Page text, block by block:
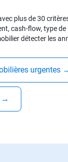
plus de 30
cash-flow, type
détecter les
urgentes
→